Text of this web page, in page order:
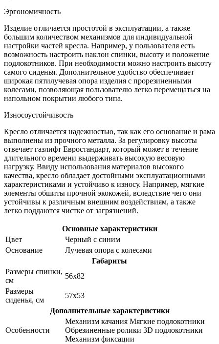
Эргономичность
Изделие отличается простотой в эксплуатации, а также
большим количеством механизмов для индивидуальной
настройки частей кресла. Например, у пользователя есть
возможность настроить наклон спинки, высоту и положение
подлокотников. При необходимости можно настроить высоту
самого сиденья. Дополнительное удобство обеспечивает
широкая пятилучевая опора изделия с прорезиненными
колесами, позволяющая пользователю легко перемещаться на
напольном покрытии любого типа.
Износоустойчивость
Кресло отличается надежностью, так как его основание и рама
выполнены из прочного металла. За регулировку высоты
отвечает газлифт Евростандарт, который может в течение
длительного времени выдерживать высокую весовую
нагрузку. Ввиду использования материалов высокого
качества, кресло обладает достойными эксплуатационными
характеристиками и устойчиво к износу. Например, мягкие
элементы обшиты прочной экокожей, вследствие чего они
устойчивы к различным внешним воздействиям, а также
легко поддаются чистке от загрязнений.
Основные характеристики
Цвет
Черный с синим
Основание
Лучевая опора с колесами
Габариты
Размеры спинки,
см
56х82
Размеры
сиденья, см
57х53
Дополнительные характеристики
Особенности
Механизм качания Мягкие подлокотники
Обрезиненные ролики 3D подлокотники
Механизм фиксации